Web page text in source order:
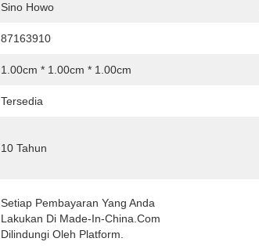
Sino Howo
87163910
1.00cm * 1.00cm * 1.00cm
Tersedia
10 Tahun
Setiap Pembayaran Yang Anda
Lakukan Di Made-In-China.com
Dilindungi Oleh Platform.